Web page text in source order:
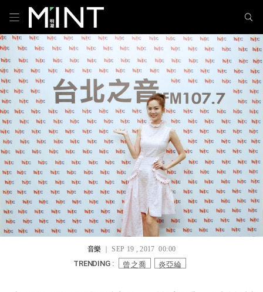
音樂｜ SEP 19 , 2017 00:00
TRENDING : 曾之喬 炎亞綸